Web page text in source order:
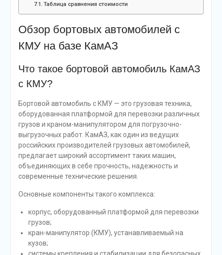
Таблица сравнения стоимости
Обзор бортовых автомобилей с
КМУ на базе КамАЗ
Что такое бортовой автомобиль КамАЗ
с КМУ?
Бортовой автомобиль с КМУ — это грузовая техника,
оборудованная платформой для перевозки различных
грузов и краном-манипулятором для погрузочно-
выгрузочных работ. КамАЗ, как один из ведущих
российских производителей грузовых автомобилей,
предлагает широкий ассортимент таких машин,
объединяющих в себе прочность, надежность и
современные технические решения.
Основные компоненты такого комплекса:
корпус, оборудованный платформой для перевозки
грузов;
кран-манипулятор (КМУ), устанавливаемый на
кузов;